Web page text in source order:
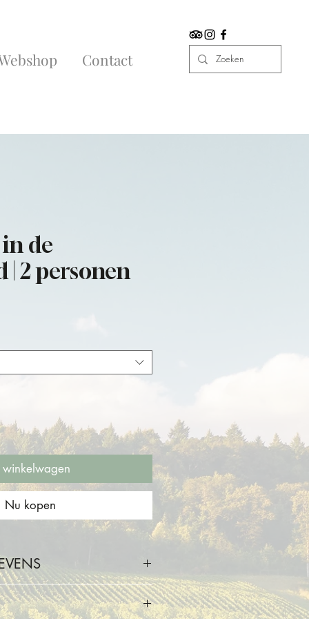
Contact
de
| 2 personen
winkelwagen
Nu kopen
2 personen